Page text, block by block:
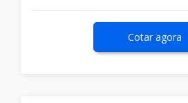
Cotar agora